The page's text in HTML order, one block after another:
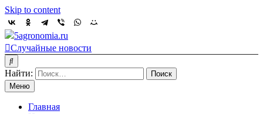
Skip to content
5agronomia.ru
Случайные новости
Найти:
Меню
Главная